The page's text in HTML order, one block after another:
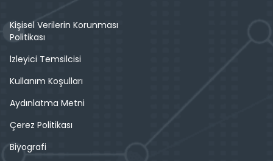
Kişisel Verilerin Korunması
Politikası
İzleyici Temsilcisi
Kullanım Koşulları
Aydınlatma Metni
Çerez Politikası
Biyografi